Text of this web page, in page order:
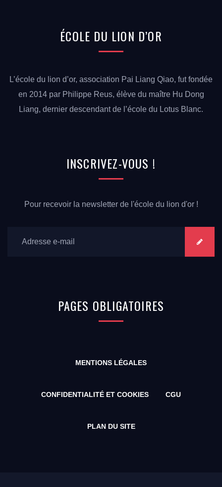
ÉCOLE DU LION D’OR
L’école du lion d’or, association Pai Liang Qiao, fut fondée
en 2014 par Philippe Reus, élève du maître Hu Dong
Liang, dernier descendant de l’école du Lotus Blanc.
INSCRIVEZ-VOUS !
Pour recevoir la newsletter de l'école du lion d'or !
PAGES OBLIGATOIRES
MENTIONS LÉGALES
CONFIDENTIALITÉ ET COOKIES CGU
PLAN DU SITE